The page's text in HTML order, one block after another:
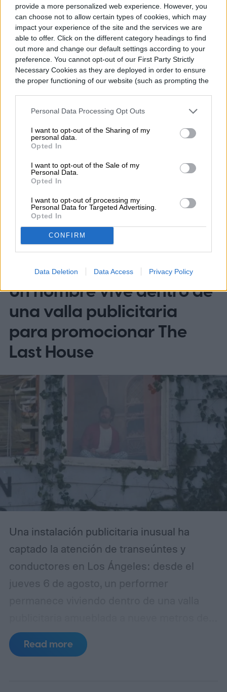
provide a more personalized web experience. However, you
can choose not to allow certain types of cookies, which may
impact your experience of the site and the services we are
able to offer. Click on the different category headings to find
out more and change our default settings according to your
preference. You cannot opt-out of our First Party Strictly
Necessary Cookies as they are deployed in order to ensure
the proper functioning of our website (such as prompting the
Personal Data Processing Opt Outs
I want to opt-out of the Sharing of my
personal data.
Opted In
I want to opt-out of the Sale of my
Personal Data.
Opted In
I want to opt-out of processing my
Personal Data for Targeted Advertising.
Opted In
CONFIRM
Data Deletion Data Access Privacy Policy
Diego Bastarrica
Senior Editor
Diego Bastarrica es Senior Editor y Head of
Content en Digital Trends en Español,
donde lidera la estrategia editorial, SEO…
Topics
NoticiasHomepage
Un hombre vive dentro de
una valla publicitaria
para promocionar The
Last House
Una instalación publicitaria inusual ha
captado la atención de transeúntes y
conductores en Los Ángeles: desde el
jueves 6 de agosto, un performer
altura sobre Sunset Boulevard, en la
intersección con Selma Avenue, en West
Read more